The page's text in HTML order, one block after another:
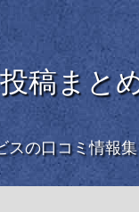
稿まと
スの口コミ情報